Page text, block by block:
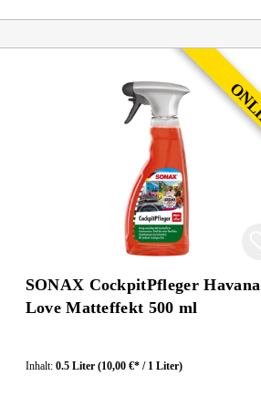
SONAX CockpitPfleger Havana
Love Matteffekt 500 ml
Inhalt: 0.5 Liter (10,00 €* / 1 Liter)